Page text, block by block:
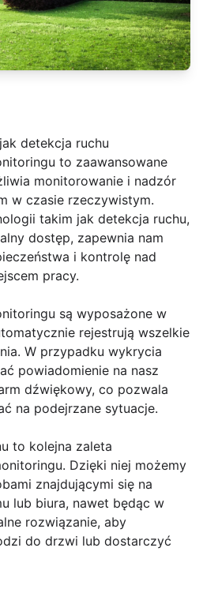
detekcja ruchu
to zaawansowane
monitorowanie i nadzór
w czasie rzeczywistym.
takim jak detekcja ruchu,
dostęp, zapewnia nam
i kontrolę nad
pracy.
są wyposażone w
rejestrują wszelkie
W przypadku wykrycia
powiadomienie na nasz
dźwiękowy, co pozwala
na podejrzane sytuacje.
to kolejna zaleta
Dzięki niej możemy
znajdującymi się na
lub biura, nawet będąc w
rozwiązanie, aby
do drzwi lub dostarczyć